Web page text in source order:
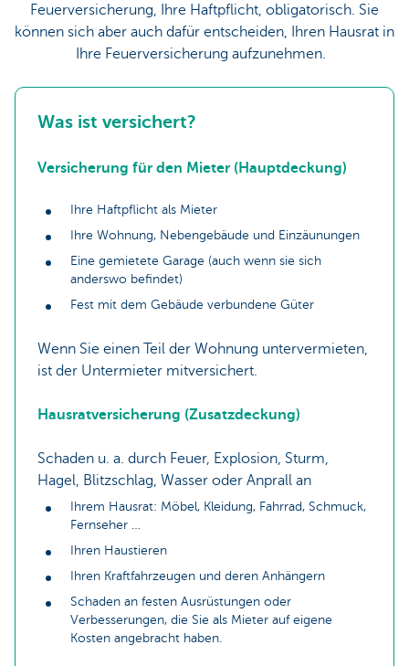
Feuerversicherung, Ihre Haftpflicht, obligatorisch. Sie
können sich aber auch dafür entscheiden, Ihren Hausrat in
Ihre Feuerversicherung aufzunehmen.
Was ist versichert?
Versicherung für den Mieter (Hauptdeckung)
Ihre Haftpflicht als Mieter
Ihre Wohnung, Nebengebäude und Einzäunungen
Eine gemietete Garage (auch wenn sie sich
anderswo befindet)
Fest mit dem Gebäude verbundene Güter
Wenn Sie einen Teil der Wohnung untervermieten,
ist der Untermieter mitversichert.
Hausratversicherung (Zusatzdeckung)
Schaden u. a. durch Feuer, Explosion, Sturm,
Hagel, Blitzschlag, Wasser oder Anprall an
Ihrem Hausrat: Möbel, Kleidung, Fahrrad, Schmuck,
Fernseher …
Ihren Haustieren
Ihren Kraftfahrzeugen und deren Anhängern
Schaden an festen Ausrüstungen oder
Verbesserungen, die Sie als Mieter auf eigene
Kosten angebracht haben.